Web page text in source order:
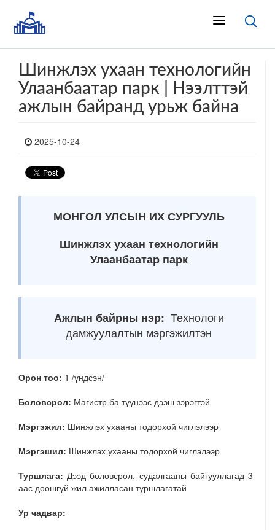
Шинжлэх ухаан технологийн
Улаанбаатар парк | Нээлттэй
ажлын байранд урьж байна
2025-10-24
МОНГОЛ УЛСЫН ИХ СУРГУУЛЬ
Шинжлэх ухаан технологийн
Улаанбаатар парк
Ажлын байрны нэр: Технологи
дамжуулалтын мэргэжилтэн
Орон тоо: 1 /үндсэн/
Боловсрол: Магистр ба түүнээс дээш зэрэгтэй
Мэргэжил: Шинжлэх ухааны тодорхой чиглэлээр
Мэргэшил: Шинжлэх ухааны тодорхой чиглэлээр
Туршлага: Дээд боловсрол, судалгааны байгууллагад 3-
аас доошгүй жил ажилласан туршлагатай
Ур чадвар: